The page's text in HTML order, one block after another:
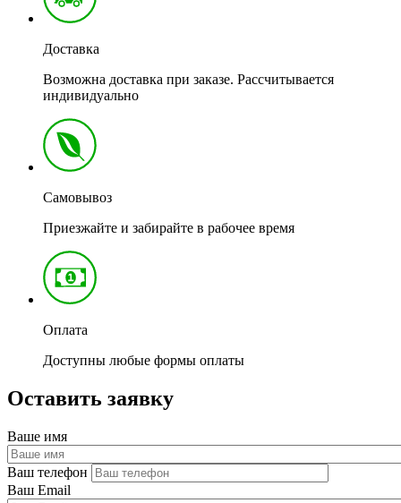
Доставка
Возможна доставка при заказе. Рассчитывается
индивидуально
Самовывоз
Приезжайте и забирайте в рабочее время
Оплата
Доступны любые формы оплаты
Оставить заявку
Ваше имя
Ваш телефон
Ваш Email